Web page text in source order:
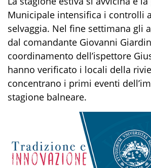
Municipale intensifica i controlli
selvaggia. Nel fine settimana gli
dal comandante Giovanni
coordinamento dell’ispettore
hanno verificato i locali della
concentrano i primi eventi
stagione balneare.